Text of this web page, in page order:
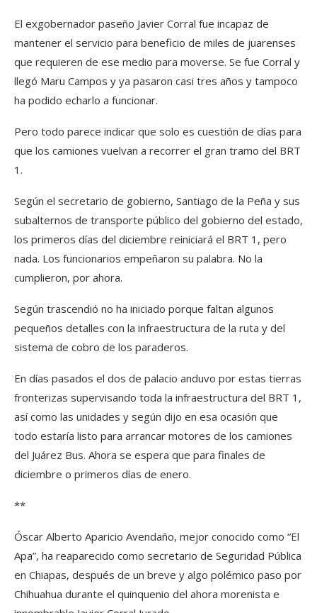
El exgobernador paseño Javier Corral fue incapaz de
mantener el servicio para beneficio de miles de juarenses
que requieren de ese medio para moverse. Se fue Corral y
llegó Maru Campos y ya pasaron casi tres años y tampoco
ha podido echarlo a funcionar.
Pero todo parece indicar que solo es cuestión de días para
que los camiones vuelvan a recorrer el gran tramo del BRT
1.
Según el secretario de gobierno, Santiago de la Peña y sus
subalternos de transporte público del gobierno del estado,
los primeros días del diciembre reiniciará el BRT 1, pero
nada. Los funcionarios empeñaron su palabra. No la
cumplieron, por ahora.
Según trascendió no ha iniciado porque faltan algunos
pequeños detalles con la infraestructura de la ruta y del
sistema de cobro de los paraderos.
En días pasados el dos de palacio anduvo por estas tierras
fronterizas supervisando toda la infraestructura del BRT 1,
así como las unidades y según dijo en esa ocasión que
todo estaría listo para arrancar motores de los camiones
del Juárez Bus. Ahora se espera que para finales de
diciembre o primeros días de enero.
**
Óscar Alberto Aparicio Avendaño, mejor conocido como “El
Apa”, ha reaparecido como secretario de Seguridad Pública
en Chiapas, después de un breve y algo polémico paso por
Chihuahua durante el quinquenio del ahora morenista e